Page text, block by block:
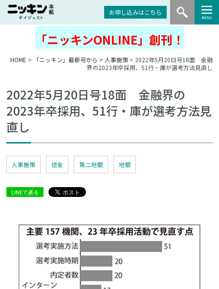
お申し込みはこちら
「ニッキンONLINE」創刊！
HOME > 「ニッキン」最新号から > 人事施策> 2022年5月20日号18面 金融
界の2023年卒採用、51行・庫が選考方法見直し
2022年5月20日号18面 金融界の
2023年卒採用、51行・庫が選考方法見
直し
人事施策 信金 第二地銀 地銀
LINEで送る